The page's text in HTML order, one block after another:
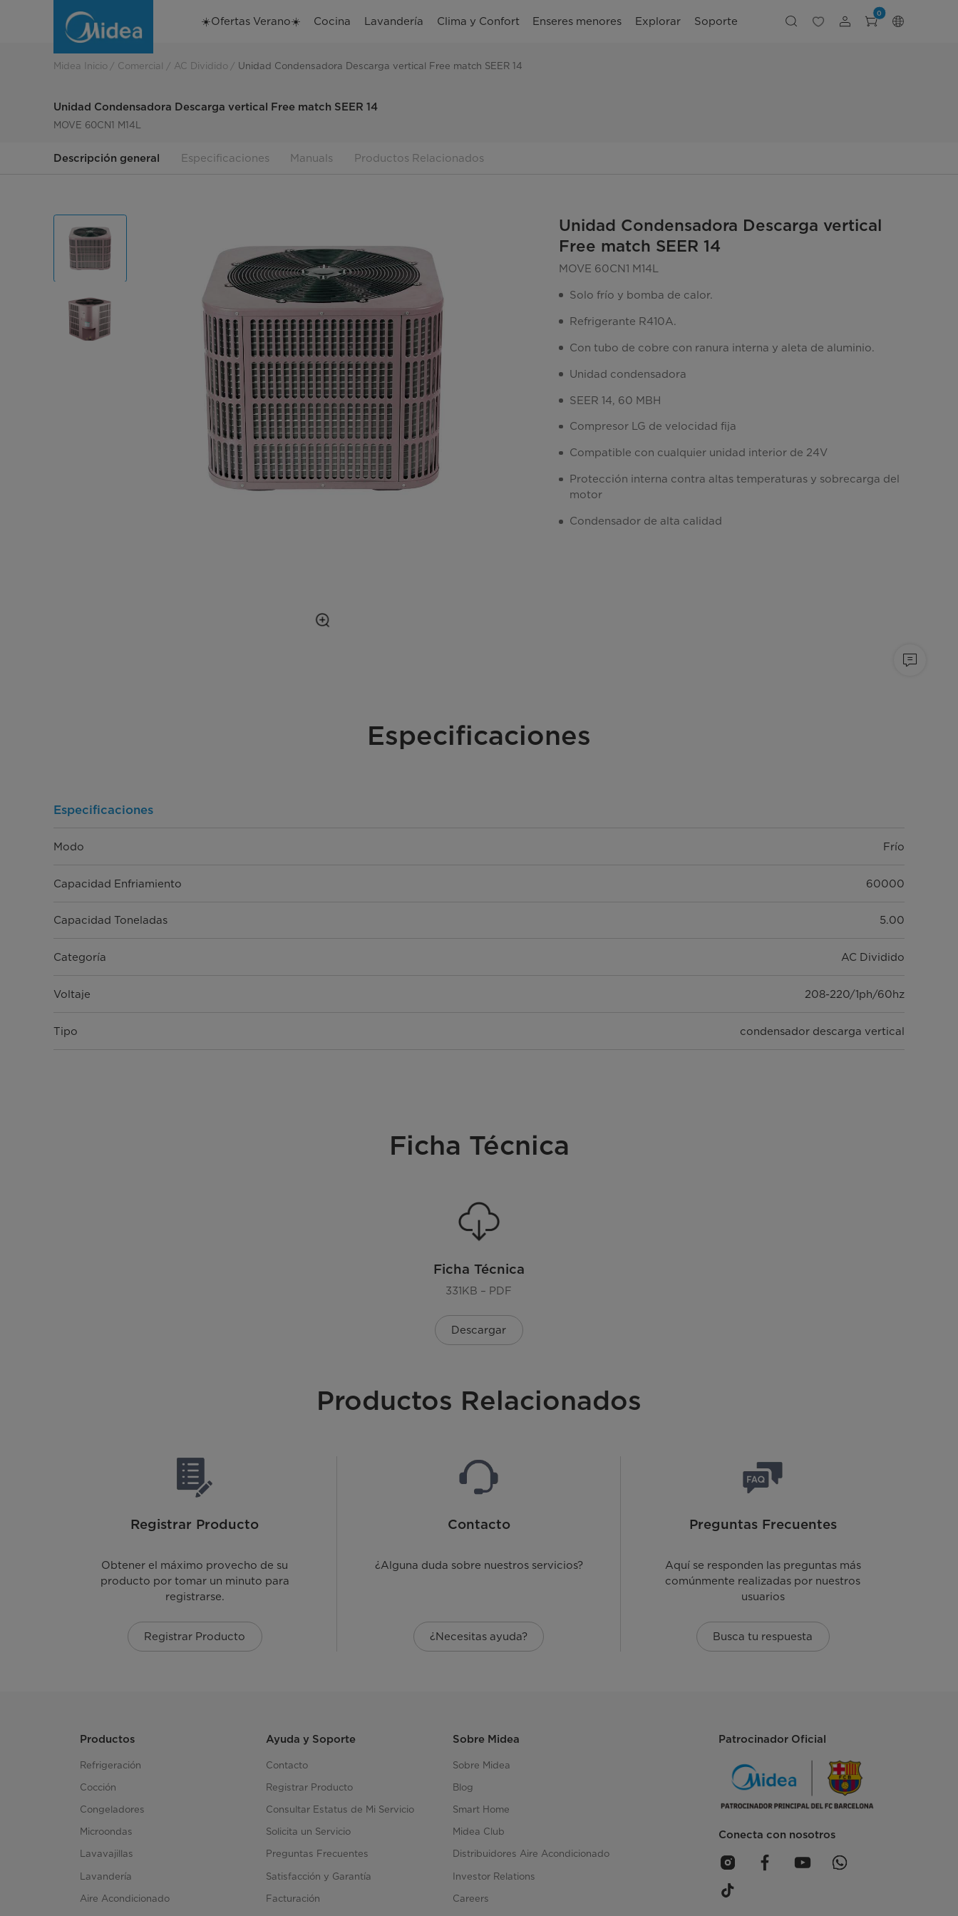
Condensadora
Descarga
☀️Ofertas Verano☀️ Cocina Lavandería Clima y Confort Enseres menores Explorar Soporte
0
Midea Inicio Comercial AC Dividido Unidad Condensadora Descarga vertical Free match SEER 14
Unidad Condensadora Descarga vertical Free match SEER 14
MOVE 60CN1 M14L
Descripción general Especificaciones Manuals Productos Relacionados
Unidad Condensadora Descarga vertical
Free match SEER 14
MOVE 60CN1 M14L
Solo frío y bomba de calor.
Refrigerante R410A.
Con tubo de cobre con ranura interna y aleta de aluminio.
Unidad condensadora
SEER 14, 60 MBH
Compresor LG de velocidad fija
Compatible con cualquier unidad interior de 24V
Protección interna contra altas temperaturas y sobrecarga del
motor
Condensador de alta calidad
Especificaciones
Especificaciones
Modo Frío
Capacidad Enfriamiento 60000
Capacidad Toneladas 5.00
Categoría AC Dividido
Voltaje 208-220/1ph/60hz
Tipo condensador descarga vertical
Ficha Técnica
Ficha Técnica
331KB – PDF
Descargar
Productos Relacionados
Registrar Producto
Obtener el máximo provecho de su
producto por tomar un minuto para
registrarse.
Registrar Producto
Contacto
¿Alguna duda sobre nuestros servicios?
¿Necesitas ayuda?
Preguntas Frecuentes
Aquí se responden las preguntas más
comúnmente realizadas por nuestros
usuarios
Busca tu respuesta
Productos
Refrigeración
Cocción
Congeladores
Microondas
Lavavajillas
Lavandería
Aire Acondicionado
Ayuda y Soporte
Contacto
Registrar Producto
Consultar Estatus de Mi Servicio
Solicita un Servicio
Preguntas Frecuentes
Satisfacción y Garantía
Facturación
Sobre Midea
Sobre Midea
Blog
Smart Home
Midea Club
Distribuidores Aire Acondicionado
Investor Relations
Careers
Patrocinador Oficial
Conecta con nosotros